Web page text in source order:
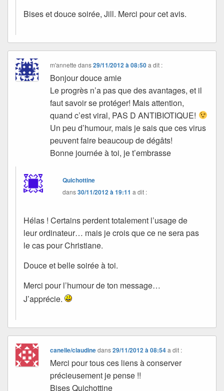
Bises et douce soirée, Jill. Merci pour cet avis.
m'annette dans29/11/2012 à 08:50 a dit :
Bonjour douce amie
Le progrès n’a pas que des avantages, et il
faut savoir se protéger! Mais attention,
quand c’est viral, PAS D ANTIBIOTIQUE!
Un peu d’humour, mais je sais que ces virus
peuvent faire beaucoup de dégâts!
Bonne journée à toi, je t’embrasse
Quichottine
dans30/11/2012 à 19:11 a dit :
Hélas ! Certains perdent totalement l’usage de
leur ordinateur… mais je crois que ce ne sera pas
le cas pour Christiane.
Douce et belle soirée à toi.
Merci pour l’humour de ton message…
J’apprécie.
canelle/claudinedans29/11/2012 à 08:54 a dit :
Merci pour tous ces liens à conserver
précieusement je pense !!
Bises Quichottine